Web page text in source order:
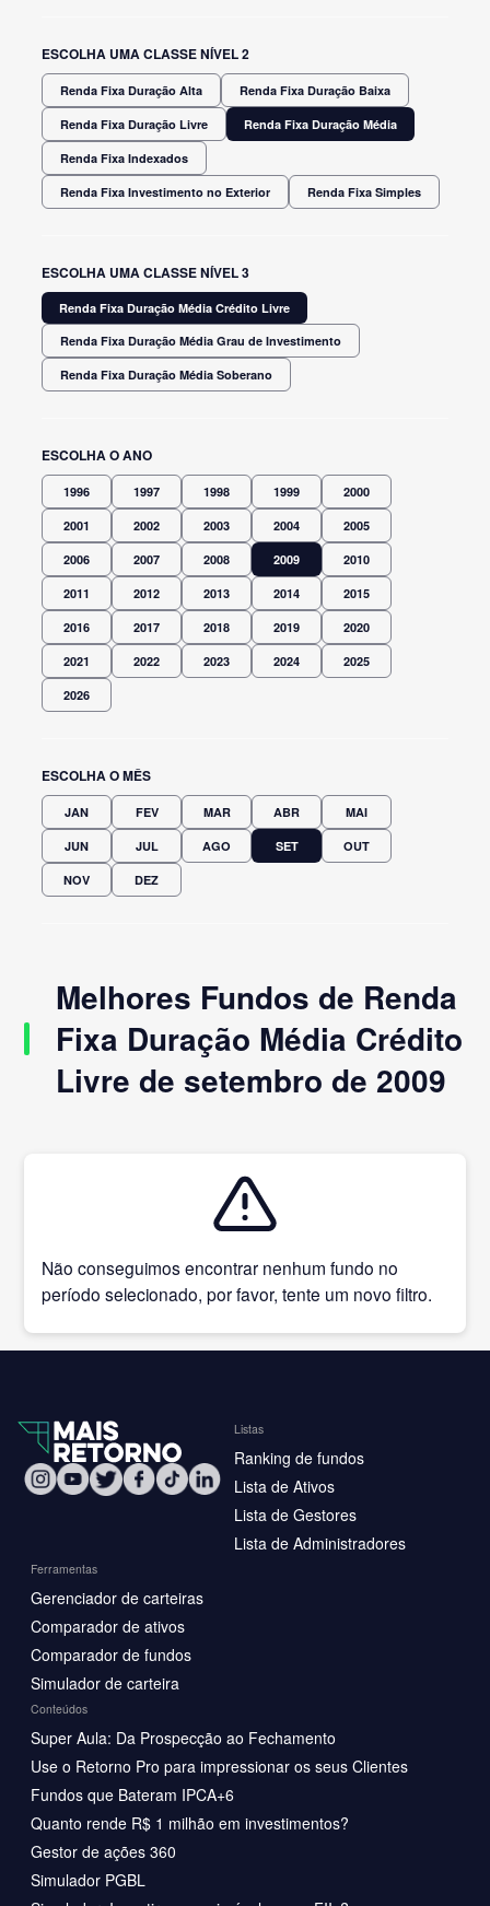
ESCOLHA UMA CLASSE NÍVEL 2
Renda Fixa Duração Alta Renda Fixa Duração Baixa
Renda Fixa Duração Livre Renda Fixa Duração Média
Renda Fixa Indexados
Renda Fixa Investimento no Exterior Renda Fixa Simples
ESCOLHA UMA CLASSE NÍVEL 3
Renda Fixa Duração Média Crédito Livre
Renda Fixa Duração Média Grau de Investimento
Renda Fixa Duração Média Soberano
ESCOLHA O ANO
1996 1997 1998 1999 2000
2001 2002 2003 2004 2005
2006 2007 2008 2009 2010
2011 2012 2013 2014 2015
2016 2017 2018 2019 2020
2021 2022 2023 2024 2025
2026
ESCOLHA O MÊS
JAN FEV MAR ABR MAI
JUN JUL AGO SET OUT
NOV DEZ
Melhores Fundos de Renda
Fixa Duração Média Crédito
Livre de setembro de 2009
Não conseguimos encontrar nenhum fundo no
período selecionado, por favor, tente um novo filtro.
Listas
Ranking de fundos
Lista de Ativos
Lista de Gestores
Lista de Administradores
Ferramentas
Gerenciador de carteiras
Comparador de ativos
Comparador de fundos
Simulador de carteira
Conteúdos
Super Aula: Da Prospecção ao Fechamento
Use o Retorno Pro para impressionar os seus Clientes
Fundos que Bateram IPCA+6
Quanto rende R$ 1 milhão em investimentos?
Gestor de ações 360
Simulador PGBL